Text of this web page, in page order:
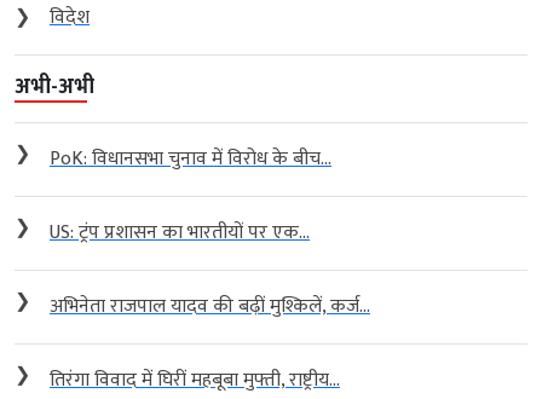
❯
विदेश
अभी-अभी
❯ PoK: विधानसभा चुनाव में विरोध के बीच...
❯ US: ट्रंप प्रशासन का भारतीयों पर एक...
❯ अभिनेता राजपाल यादव की बढ़ीं मुश्किलें, कर्ज...
❯ तिरंगा विवाद में घिरीं महबूबा मुफ्ती, राष्ट्रीय...